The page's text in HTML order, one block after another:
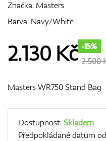
Značka: Masters
Barva: Navy/White
2.130 Kč -15%
2.500
Masters WR750 Stand Bag
Dostupnost:Skladem
Předpokládané datum